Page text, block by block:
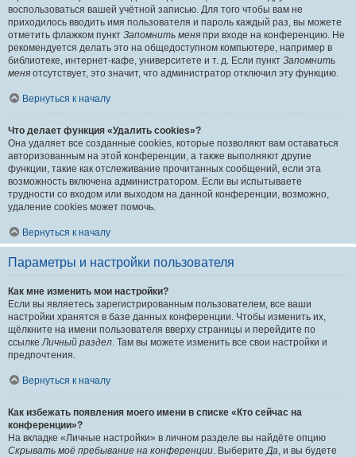
воспользоваться вашей учётной записью. Для того чтобы вам не
приходилось вводить имя пользователя и пароль каждый раз, вы можете
отметить флажком пункт Запомнить меня при входе на конференцию. Не
рекомендуется делать это на общедоступном компьютере, например в
библиотеке, интернет-кафе, университете и т. д. Если пункт Запомнить
меня отсутствует, это значит, что администратор отключил эту функцию.
Вернуться к началу
Что делает функция «Удалить cookies»?
Она удаляет все созданные cookies, которые позволяют вам оставаться
авторизованным на этой конференции, а также выполняют другие
функции, такие как отслеживание прочитанных сообщений, если эта
возможность включена администратором. Если вы испытываете
трудности со входом или выходом на данной конференции, возможно,
удаление cookies может помочь.
Вернуться к началу
Параметры и настройки пользователя
Как мне изменить мои настройки?
Если вы являетесь зарегистрированным пользователем, все ваши
настройки хранятся в базе данных конференции. Чтобы изменить их,
щёлкните на имени пользователя вверху страницы и перейдите по
ссылкеЛичный раздел. Там вы можете изменить все свои настройки и
предпочтения.
Вернуться к началу
Как избежать появления моего имени в списке «Кто сейчас на
конференции»?
На вкладке «Личные настройки» в личном разделе вы найдёте опцию
Скрывать моё пребывание на конференции. ВыберитеДа, и вы будете